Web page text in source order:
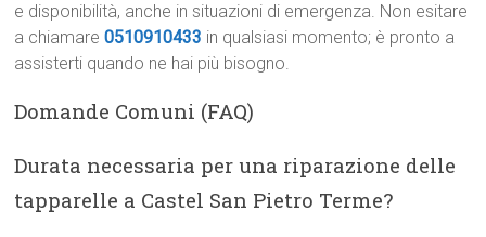
e disponibilità, anche in situazioni di emergenza. Non esitare
a chiamare0510910433 in qualsiasi momento; è pronto a
assisterti quando ne hai più bisogno.
Domande Comuni (FAQ)
Durata necessaria per una riparazione delle
tapparelle a Castel San Pietro Terme?